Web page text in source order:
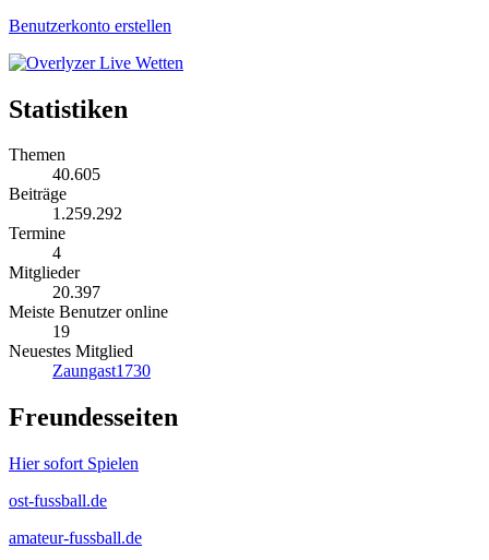
Benutzerkonto erstellen
Statistiken
Themen
40.605
Beiträge
1.259.292
Termine
4
Mitglieder
20.397
Meiste Benutzer online
19
Neuestes Mitglied
Zaungast1730
Freundesseiten
Hier sofort Spielen
ost-fussball.de
amateur-fussball.de